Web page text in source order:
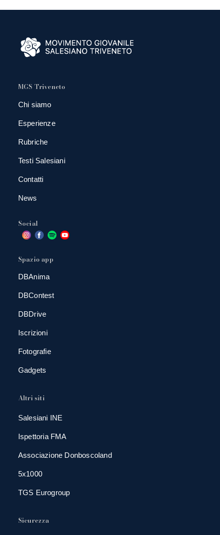
MGS Triveneto
Chi siamo
Esperienze
Rubriche
Testi Salesiani
Contatti
News
Social
Spazio app
DBAnima
DBContest
DBDrive
Iscrizioni
Fotografie
Gadgets
Altri siti
Salesiani INE
Ispettoria FMA
Associazione Donboscoland
5x1000
TGS Eurogroup
Sicurezza